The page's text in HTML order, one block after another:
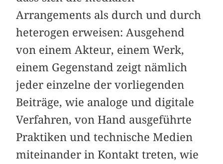
Arrangements als durch und durch
heterogen erweisen: Ausgehend
von einem Akteur, einem Werk,
einem Gegenstand zeigt nämlich
jeder einzelne der vorliegenden
Beiträge, wie analoge und digitale
Verfahren, von Hand ausgeführte
Praktiken und technische Medien
miteinander in Kontakt treten, wie